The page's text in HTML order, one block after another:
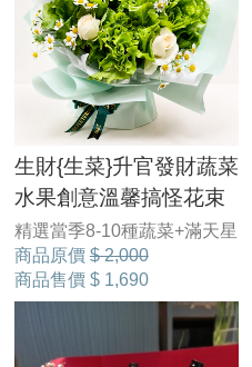
生財{生菜}升官發財蔬菜
水果創意溫馨搞怪花束
精選當季8-10種蔬菜+滿天星
商品原價 $ 2,000
商品售價 $ 1,690